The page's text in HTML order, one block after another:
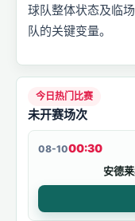
球队整体状态及临
队的关键变量。
今日热门比赛
未开赛场次
08-1000:30
安德